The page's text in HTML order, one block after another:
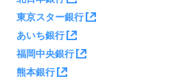
キャンペーン期間中に条件1、条件2
表のとおり後日PayPayポイントを付
東京スター銀行
あいち銀行
福岡中央銀行
熊本銀行